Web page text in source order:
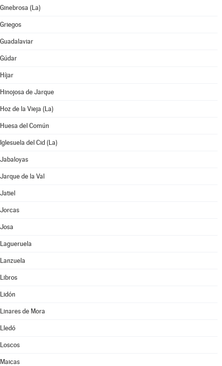
Ginebrosa (La)
Griegos
Guadalaviar
Gúdar
Híjar
Hinojosa de Jarque
Hoz de la Vieja (La)
Huesa del Común
Iglesuela del Cid (La)
Jabaloyas
Jarque de la Val
Jatiel
Jorcas
Josa
Lagueruela
Lanzuela
Libros
Lidón
Linares de Mora
Lledó
Loscos
Maicas